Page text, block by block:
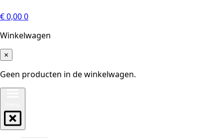
€0,000
Winkelwagen
×
Geen producten in de winkelwagen.